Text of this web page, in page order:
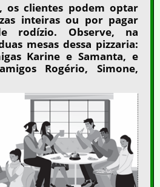
os clientes podem optar
inteiras ou por pagar
rodízio. Observe, na
mesas dessa pizzaria:
Karine e Samanta, e
Rogério, Simone,